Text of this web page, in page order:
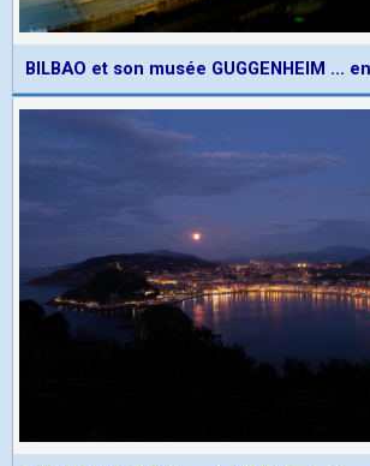
BILBAO et son musée GUGGENHEIM ...